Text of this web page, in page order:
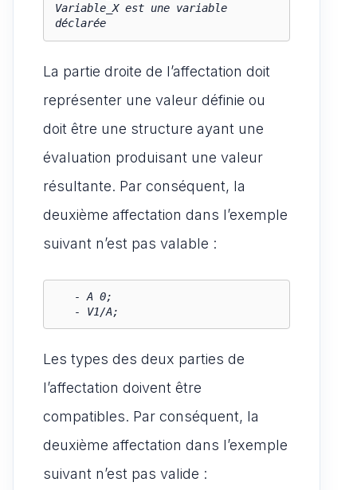
Variable_X est une variable
La partie droite de l’affectation doit
représenter une valeur définie ou
doit être une structure ayant une
évaluation produisant une valeur
résultante. Par conséquent, la
deuxième affectation dans l’exemple
suivant n’est pas valable :
Les types des deux parties de
l’affectation doivent être
compatibles. Par conséquent, la
deuxième affectation dans l’exemple
suivant n’est pas valide :